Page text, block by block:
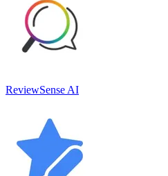
ReviewSense AI